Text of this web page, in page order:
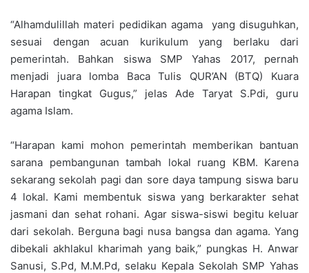
“Alhamdulillah materi pedidikan agama yang disuguhkan,
sesuai dengan acuan kurikulum yang berlaku dari
pemerintah. Bahkan siswa SMP Yahas 2017, pernah
menjadi juara lomba Baca Tulis QUR’AN (BTQ) Kuara
Harapan tingkat Gugus,” jelas Ade Taryat S.Pdi, guru
agama Islam.
“Harapan kami mohon pemerintah memberikan bantuan
sarana pembangunan tambah lokal ruang KBM. Karena
sekarang sekolah pagi dan sore daya tampung siswa baru
4 lokal. Kami membentuk siswa yang berkarakter sehat
jasmani dan sehat rohani. Agar siswa-siswi begitu keluar
dari sekolah. Berguna bagi nusa bangsa dan agama. Yang
dibekali akhlakul kharimah yang baik,” pungkas H. Anwar
Sanusi, S.Pd, M.M.Pd, selaku Kepala Sekolah SMP Yahas